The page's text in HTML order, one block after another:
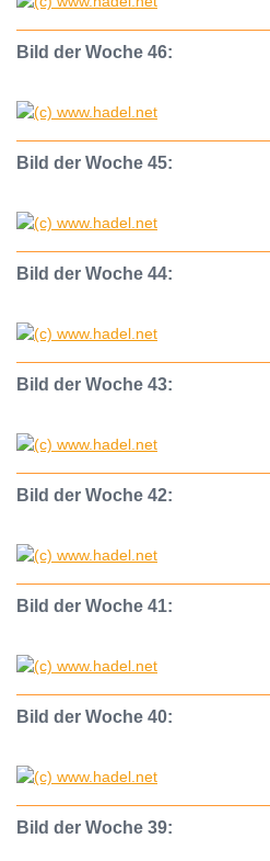
Bild der Woche 46:
Bild der Woche 45:
Bild der Woche 44:
Bild der Woche 43:
Bild der Woche 42:
Bild der Woche 41:
Bild der Woche 40:
Bild der Woche 39: